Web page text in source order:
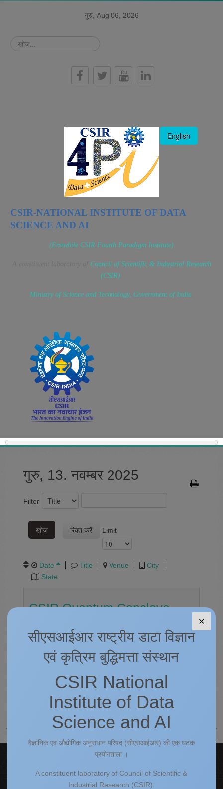
गुरु, Aug 06, 2026
खोज...
✕
सीएसआईआर राष्ट्रीय डाटा विज्ञान
एवं कृत्रिम बुद्धिमत्ता संस्थान
CSIR National
Institute of Data
Science and AI
वैज्ञानिक एवं औद्योगिक अनुसंधान परिषद (सीएसआईआर) की एक घटक
प्रयोगशाला ।
A constituent laboratory of Council of Scientific &
Industrial Research (CSIR).
हिन्दी English
CSIR-NATIONAL INSTITUTE OF DATA
SCIENCE AND AI
(Erstwhile CSIR Fourth Paradigm Institute)
Council of Scientific & Industrial Research
(CSIR)
Ministry of Science and Technology, Government of India.
गुरु, 13. नवम्बर 2025
Filter
खोज रिक्त करें Limit
Date Title Venue
City
State
CSIR Quantum Conclave-
2025
13.11.25 09:30 h 14.11.25 17:00 h
Powered by